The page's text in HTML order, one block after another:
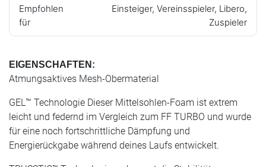
Empfohlen
für
Einsteiger, Vereinsspieler, Libero,
Zuspieler
EIGENSCHAFTEN:
Atmungsaktives Mesh-Obermaterial
GEL™ Technologie Dieser Mittelsohlen-Foam ist extrem
leicht und federnd im Vergleich zum FF TURBO und wurde
für eine noch fortschrittliche Dämpfung und
Energierückgabe während deines Laufs entwickelt.